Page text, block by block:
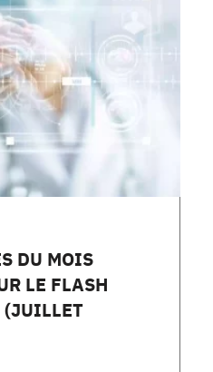
DU MOIS
LE FLASH
(JUILLET